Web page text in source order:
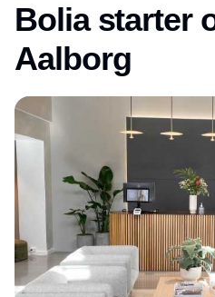
Bolia starter
Aalborg